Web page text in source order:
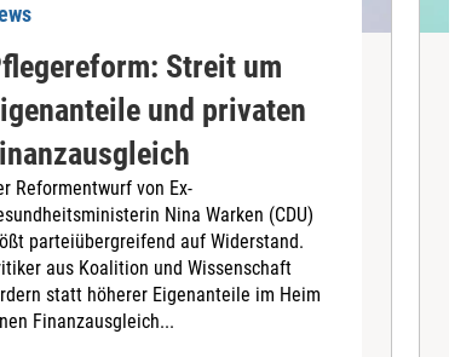
Streit um
und privaten
Reformentwurf von Ex-
Nina Warken (CDU)
parteiübergreifend auf Widerstand.
aus Koalition und Wissenschaft
statt höherer Eigenanteile im Heim
Finanzausgleich...